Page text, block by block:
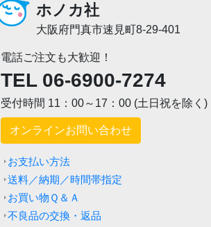
ホノカ社
大阪府門真市速見町8-29-401
電話ご注文も大歓迎！
TEL 06-6900-7274
受付時間 11：00～17：00 (土日祝を除く)
オンラインお問い合わせ
お支払い方法
送料／納期／時間帯指定
お買い物Ｑ＆Ａ
不良品の交換・返品